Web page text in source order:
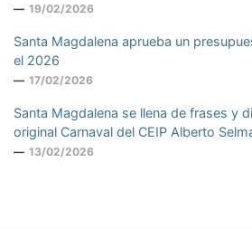
19/02/2026
Santa Magdalena aprueba un
el 2026
17/02/2026
Santa Magdalena se llena de frases y
original Carnaval del CEIP Alberto
13/02/2026